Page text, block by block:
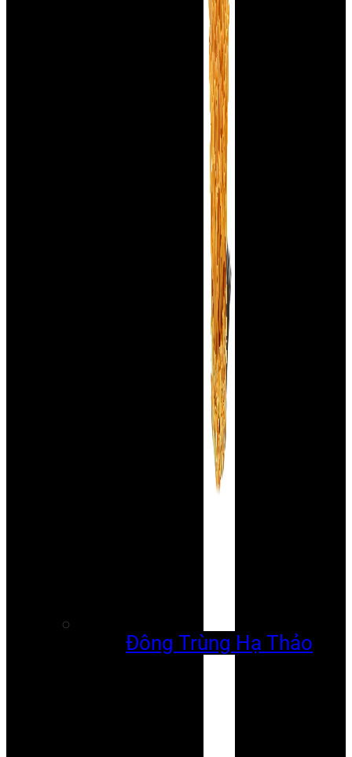
Đông Trùng Hạ Thảo